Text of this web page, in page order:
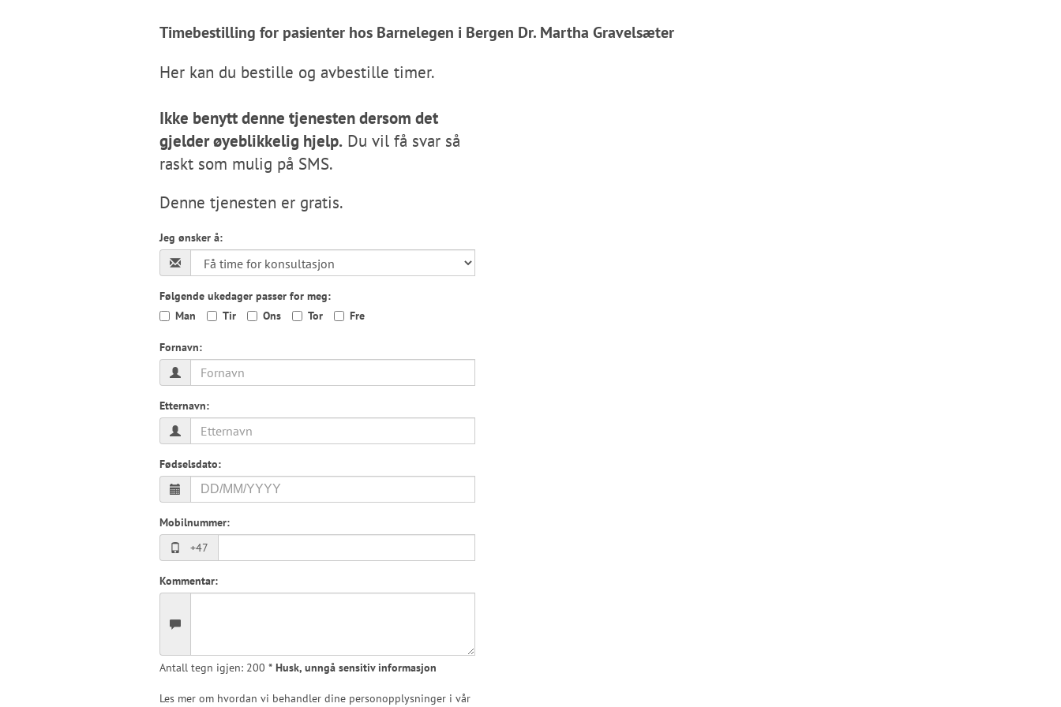
Timebestilling for pasienter hos Barnelegen i Bergen Dr. Martha Gravelsæter
Ikke benytt denne tjenesten dersom det
gjelder øyeblikkelig hjelp. Du vil få svar så
raskt som mulig på SMS.
Denne tjenesten er gratis.
Jeg ønsker å:
Følgende ukedager passer for meg:
Man
Tir Ons Tor Fre
Fornavn:
Etternavn:
Fødselsdato:
Mobilnummer:
+47
Kommentar:
Antall tegn igjen: 200 * Husk, unngå sensitiv informasjon
Les mer om hvordan vi behandler dine personopplysninger i vår